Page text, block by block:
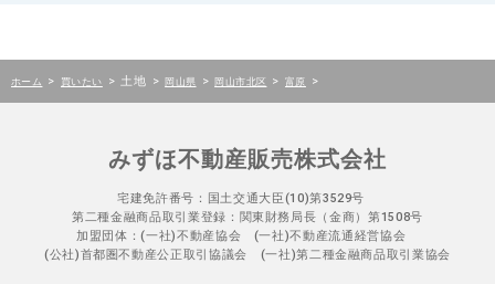
ホーム > 買いたい > 土地 > 岡山県 > 岡山市北区 > 富原 >
みずほ不動産販売株式会社
宅建免許番号：国土交通大臣(10)第3529号
第二種金融商品取引業登録：関東財務局長（金商）第1508号
加盟団体：(一社)不動産協会 (一社)不動産流通経営協会
(公社)首都圏不動産公正取引協議会 (一社)第二種金融商品取引業協会